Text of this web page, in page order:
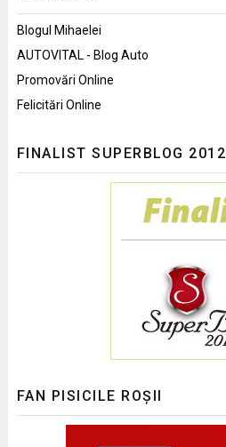
Blogul Mihaelei
AUTOVITAL - Blog Auto
Promovări Online
Felicitări Online
FINALIST SUPERBLOG 2012
FAN PISICILE ROȘII